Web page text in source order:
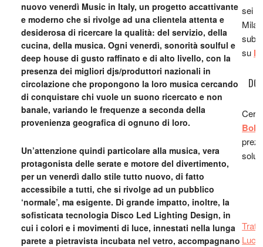
nuovo venerdì Music in Italy, un progetto accattivante
e moderno che si rivolge ad una clientela attenta e
desiderosa di ricercare la qualità: del servizio, della
cucina, della musica. Ogni venerdì, sonorità soulful e
deep house di gusto raffinato e di alto livello, con la
presenza dei migliori djs/produttori nazionali in
circolazione che propongono la loro musica cercando
di conquistare chi vuole un suono ricercato e non
banale, variando le frequenze a seconda della
provenienza geografica di ognuno di loro.
Un’attenzione quindi particolare alla musica, vera
protagonista delle serate e motore del divertimento,
per un venerdì dallo stile tutto nuovo, di fatto
accessibile a tutti, che si rivolge ad un pubblico
‘normale’, ma esigente. Di grande impatto, inoltre, la
sofisticata tecnologia Disco Led Lighting Design, in
cui i colori e i movimenti di luce, innestati nella lunga
parete a pietravista incubata nel vetro, accompagnano
sei
su